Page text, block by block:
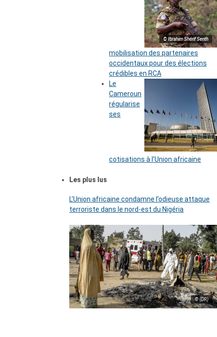
© Ibrahim Shérif Senth
mobilisation des partenaires
occidentaux pour des élections
crédibles en RCA
Le
Cameroun
régularise
ses
cotisations à l’Union africaine
Les plus lus
L’Union africaine condamne l’odieuse attaque
terroriste dans le nord-est du Nigéria
© (DR)